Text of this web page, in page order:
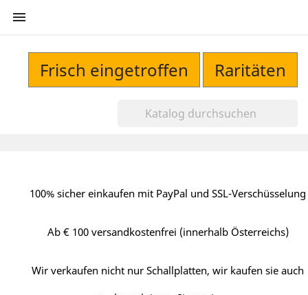

Frisch eingetroffen Raritäten
100% sicher einkaufen mit PayPal und SSL-Verschüsselung
Ab € 100 versandkostenfrei (innerhalb Österreichs)
Wir verkaufen nicht nur Schallplatten, wir kaufen sie auch